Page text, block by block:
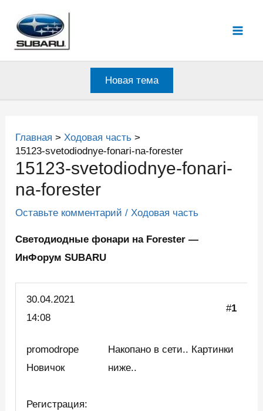
содержимому
Новая тема
Главная
Ходовая часть
15123-svetodiodnye-fonari-na-forester
15123-svetodiodnye-fonari-
na-forester
Оставьте комментарий /Ходовая часть
Светодиодные фонари на Forester —
ИнФорум SUBARU
30.04.2021
14:08
#1
promodrope
Новичок
Регистрация:
Накопано в сети.. Картинки
ниже..